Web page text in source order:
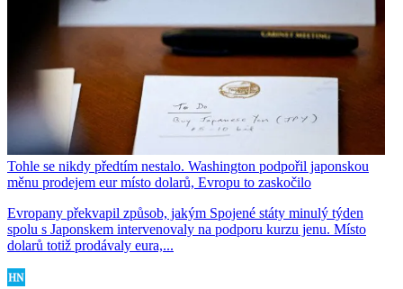
Tohle se nikdy předtím nestalo. Washington podpořil japonskou
měnu prodejem eur místo dolarů, Evropu to zaskočilo
Evropany překvapil způsob, jakým Spojené státy minulý týden
spolu s Japonskem intervenovaly na podporu kurzu jenu. Místo
dolarů totiž prodávaly eura,...